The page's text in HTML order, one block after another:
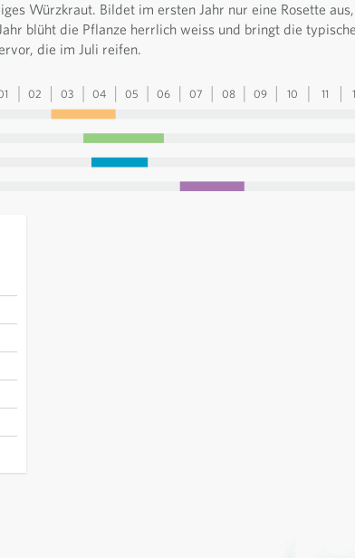
Würzkraut. Bildet im ersten Jahr nur eine Rosette
blüht die Pflanze herrlich weiss und bringt die
die im Juli reifen.
02 03 04 05 06 07 08 09 10 11